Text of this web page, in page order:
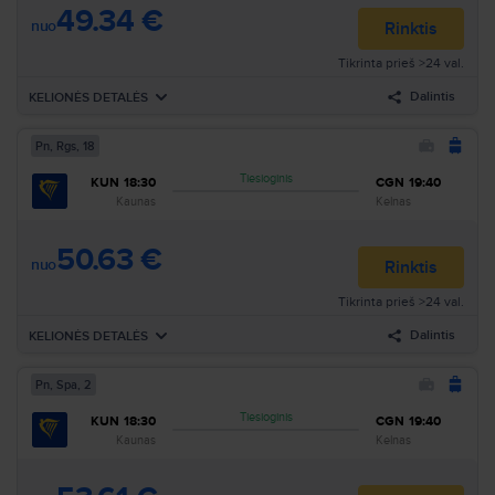
Atvykimas: Kt, Rgs, 3 Trukmė
KELIONĖS DETALĖS Dalintis
nuo49.34 € Rinktis
Tikrinta prieš >24 val.
Išvykimas
12:25 Kaunas
KUN
13:35
Oro linijos : Ryanair
Atvykimas : Pr, Rgs, 21 Trukmė
Kaunas–Kelnas
KUN 18:30
Kaunas
Tiesioginis CGN 19:40
Kelnas
KELIONĖS DETALĖS Dalintis
Pn, Rgs, 18
nuo50.63 € Rinktis
Tikrinta prieš >24 val.
Išvykimas
18:30 Kaunas
KUN
19:40
Oro linijos : Ryanair
KUN 18:30
Kaunas
Tiesioginis CGN 19:40
Kelnas
Pn, Spa, 2